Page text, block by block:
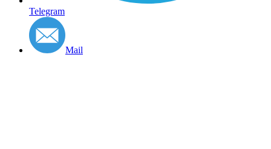
Telegram
Mail